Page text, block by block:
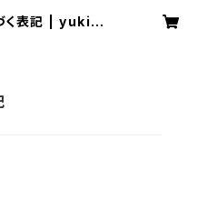
く表記 | yukiyo